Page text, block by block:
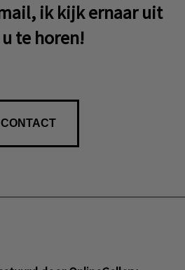
ik kijk ernaar uit
te horen!
CONTACT